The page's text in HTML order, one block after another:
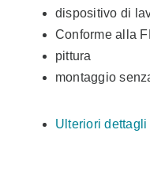
dispositivo di
Conforme alla
pittura
montaggio
Ulteriori